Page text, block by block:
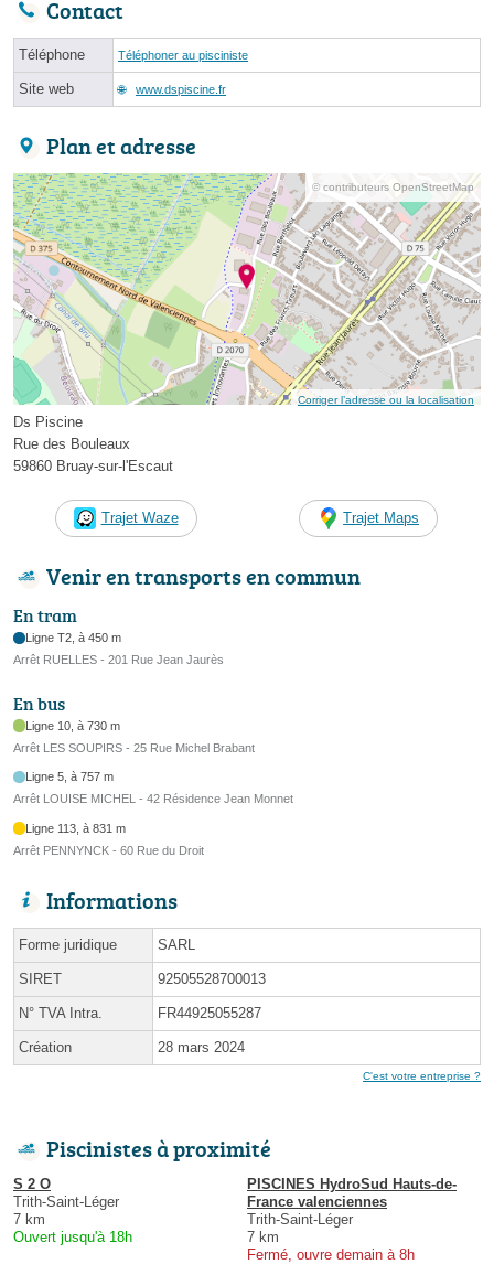
Contact
Téléphone Téléphoner au pisciniste
Site web www.dspiscine.fr
Plan et adresse
© contributeurs OpenStreetMap
Corriger l’adresse ou la localisation
Ds Piscine
Rue des Bouleaux
59860 Bruay-sur-l'Escaut
Trajet Waze Trajet Maps
Venir en transports en commun
En tram
Ligne T2, à 450 m
Arrêt RUELLES - 201 Rue Jean Jaurès
En bus
Ligne 10, à 730 m
Arrêt LES SOUPIRS - 25 Rue Michel Brabant
Ligne 5, à 757 m
Arrêt LOUISE MICHEL - 42 Résidence Jean Monnet
Ligne 113, à 831 m
Arrêt PENNYNCK - 60 Rue du Droit
Informations
Forme juridique SARL
SIRET 92505528700013
N° TVA Intra. FR44925055287
Création 28 mars 2024
C'est votre entreprise ?
Piscinistes à proximité
S 2 O
Trith-Saint-Léger
7 km
Ouvert jusqu'à 18h
PISCINES HydroSud Hauts-de-
France valenciennes
Trith-Saint-Léger
7 km
Fermé, ouvre demain à 8h